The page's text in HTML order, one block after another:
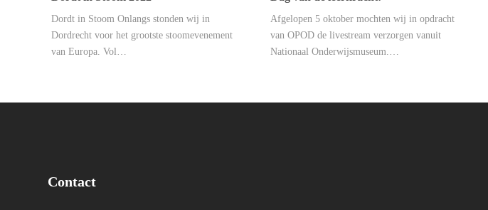
Dordt in Stoom Onlangs stonden wij in
Dordrecht voor het grootste stoomevenement
van Europa. Vol…
Afgelopen 5 oktober mochten wij in opdracht
van OPOD de livestream verzorgen vanuit
Nationaal Onderwijsmuseum.…
Contact